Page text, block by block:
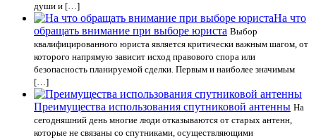
души и […]
На что
обращать внимание при выборе юриста Выбор
квалифицированного юриста является критически важным шагом, от
которого напрямую зависит исход правового спора или
безопасность планируемой сделки. Первым и наиболее значимым
[…]
Преимущества использования спутниковой антенны На
сегодняшний день многие люди отказываются от старых антенн,
которые не связаны со спутниками, осуществляющими